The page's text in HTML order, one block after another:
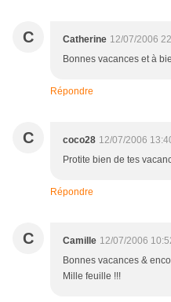
C Catherine 12/07/2006
Bonnes vacances et à
Répondre
C coco28 12/07/2006
Protite bien de tes
Répondre
C Camille 12/07/2006
Bonnes vacances &
Mille feuille !!!